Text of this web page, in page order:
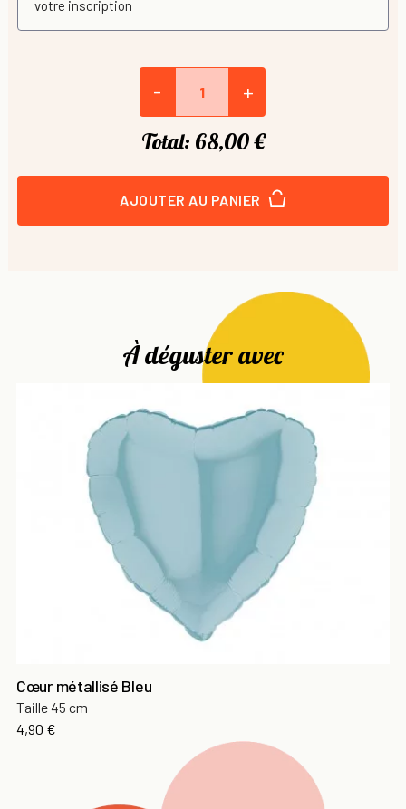
- +
Total: 68,00 €
AJOUTER AU PANIER
À déguster avec
Cœur métallisé Bleu
Taille 45 cm
Prix
4,90 €